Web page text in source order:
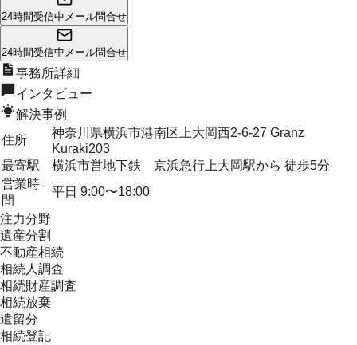
24時間受信中 メール問合せ
24時間受信中 メール問合せ
事務所詳細
インタビュー
解決事例
住所
神奈川県横浜市港南区上大岡西2-6-27 Granz
Kuraki203
最寄駅
横浜市営地下鉄 京浜急行上大岡駅から 徒歩5分
営業時
間
平日 9:00〜18:00
注力分野
遺産分割
不動産相続
相続人調査
相続財産調査
相続放棄
遺留分
相続登記